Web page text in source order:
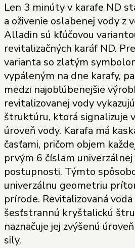
Len 3 minúty v karafe ND
a oživenie oslabenej vody z
Alladin sú kľúčovou
revitalizačných karáf ND.
varianta so zlatým
vypáleným na dne karafy,
medzi najobľúbenejšie
revitalizovanej vody
štruktúru, ktorá signalizuje
úroveň vody. Karafa má
časťami, pričom objem
prvým 6 číslam univerzálnej
postupnosti. Týmto
univerzálnu geometriu
prírode. Revitalizovaná voda
šesťstrannú kryštalickú
naznačuje jej zvýšenú
sily.